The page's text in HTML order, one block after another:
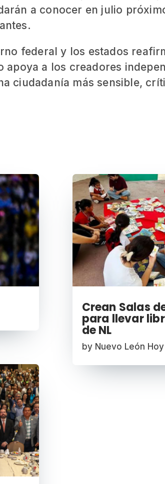
a conocer en julio
federal y los estados
a los creadores
ciudadanía más sensible,
Crean Salas
para llevar
de NL
by Nuevo León Hoy